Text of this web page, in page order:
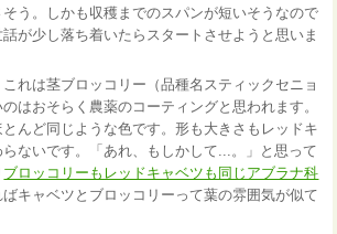
う。しかも収穫までのスパンが短いそうなので
が少し落ち着いたらスタートさせようと思いま
れは茎ブロッコリー（品種名スティックセニョ
はおそらく農薬のコーティングと思われます。
んど同じような色です。形も大きさもレッドキ
ないです。「あれ、もしかして...。」と思って
ブロッコリーもレッドキャベツも同じアブラナ科
キャベツとブロッコリーって葉の雰囲気が似て